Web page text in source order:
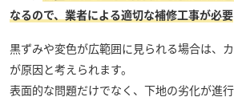
なるので、業者による適切な補修工事が必要
黒ずみや変色が広範囲に見られる場合は、
が原因と考えられます。
表面的な問題だけでなく、下地の劣化が進